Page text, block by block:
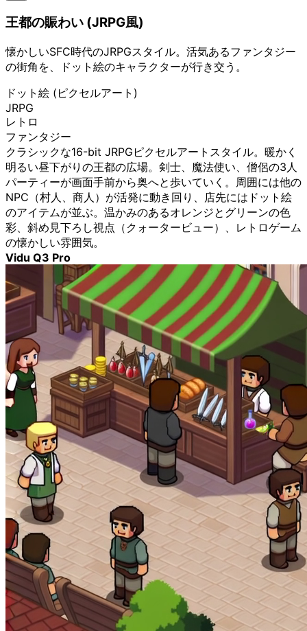
王都の賑わい (JRPG風)
懐かしいSFC時代のJRPGスタイル。活気あるファンタジー
の街角を、ドット絵のキャラクターが行き交う。
ドット絵 (ピクセルアート)
JRPG
レトロ
ファンタジー
クラシックな16-bit JRPGピクセルアートスタイル。暖かく
明るい昼下がりの王都の広場。剣士、魔法使い、僧侶の3人
パーティーが画面手前から奥へと歩いていく。周囲には他の
NPC（村人、商人）が活発に動き回り、店先にはドット絵
のアイテムが並ぶ。温かみのあるオレンジとグリーンの色
彩、斜め見下ろし視点（クォータービュー）、レトロゲーム
の懐かしい雰囲気。
Vidu Q3 Pro